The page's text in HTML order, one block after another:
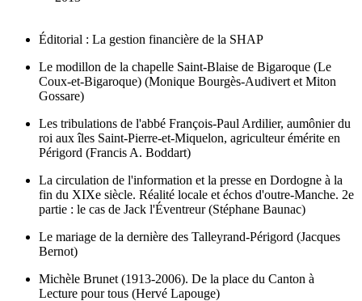
Éditorial : La gestion financière de la SHAP
Le modillon de la chapelle Saint-Blaise de Bigaroque (Le
Coux-et-Bigaroque) (Monique Bourgès-Audivert et Miton
Gossare)
Les tribulations de l'abbé François-Paul Ardilier, aumônier du
roi aux îles Saint-Pierre-et-Miquelon, agriculteur émérite en
Périgord (Francis A. Boddart)
La circulation de l'information et la presse en Dordogne à la
fin du XIXe siècle. Réalité locale et échos d'outre-Manche. 2e
partie : le cas de Jack l'Éventreur (Stéphane Baunac)
Le mariage de la dernière des Talleyrand-Périgord (Jacques
Bernot)
Michèle Brunet (1913-2006). De la place du Canton à
Lecture pour tous (Hervé Lapouge)